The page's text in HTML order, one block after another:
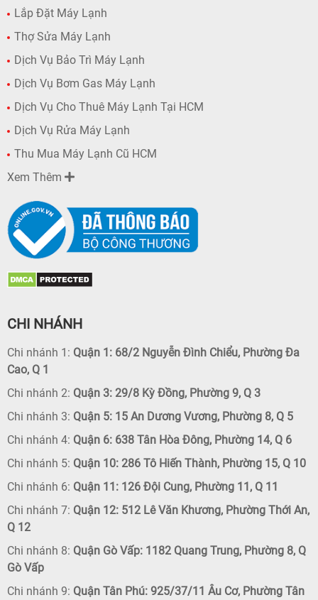
Lắp Đặt Máy Lạnh
Thợ Sửa Máy Lạnh
Dịch Vụ Bảo Trì Máy Lạnh
Dịch Vụ Bơm Gas Máy Lạnh
Dịch Vụ Cho Thuê Máy Lạnh Tại HCM
Dịch Vụ Rửa Máy Lạnh
Thu Mua Máy Lạnh Cũ HCM
Xem Thêm
CHI NHÁNH
Chi nhánh 1: Quận 1: 68/2 Nguyễn Đình Chiểu, Phường Đa
Cao, Q 1
Chi nhánh 2: Quận 3: 29/8 Kỳ Đồng, Phường 9, Q 3
Chi nhánh 3: Quận 5: 15 An Dương Vương, Phường 8, Q 5
Chi nhánh 4: Quận 6: 638 Tân Hòa Đông, Phường 14, Q 6
Chi nhánh 5: Quận 10: 286 Tô Hiến Thành, Phường 15, Q 10
Chi nhánh 6: Quận 11: 126 Đội Cung, Phường 11, Q 11
Chi nhánh 7: Quận 12: 512 Lê Văn Khương, Phường Thới An,
Q 12
Chi nhánh 8: Quận Gò Vấp: 1182 Quang Trung, Phường 8, Q
Gò Vấp
Chi nhánh 9: Quận Tân Phú: 925/37/11 Âu Cơ, Phường Tân